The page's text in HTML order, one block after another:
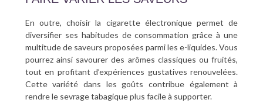
En outre, choisir la cigarette électronique permet de
diversifier ses habitudes de consommation grâce à une
multitude de saveurs proposées parmi les e-liquides. Vous
pourrez ainsi savourer des arômes classiques ou fruités,
tout en profitant d’expériences gustatives renouvelées.
Cette variété dans les goûts contribue également à
rendre le sevrage tabagique plus facile à supporter.